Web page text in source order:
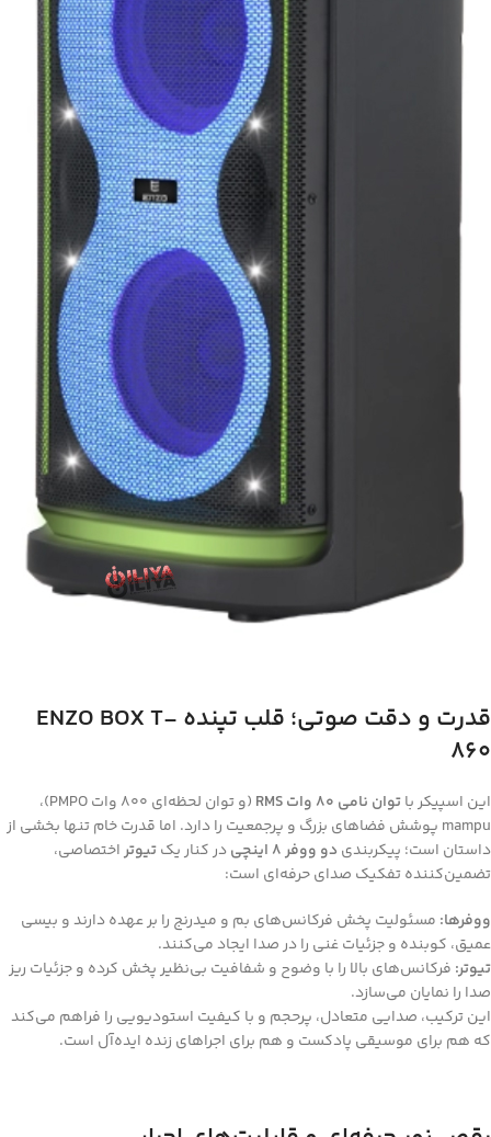
قدرت و دقت صوتی؛ قلب تپنده ENZO BOX T-
860
این اسپیکر باتوان نامی 80 وات RMS
(و توان لحظه‌ای 800 وات PMPO)،
mampu پوشش فضاهای بزرگ و پرجمعیت را دارد. اما قدرت خام تنها بخشی از
داستان است؛ پیکربندی دو ووفر 8 اینچی در کنار یکتیوتراختصاصی،
تضمین‌کننده تفکیک صدای حرفه‌ای است:
ووفرها: مسئولیت پخش فرکانس‌های بم و میدرنج را بر عهده دارند و بیسی
عمیق، کوبنده و جزئیات غنی را در صدا ایجاد می‌کنند.
تیوتر: فرکانس‌های بالا را با وضوح و شفافیت بی‌نظیر پخش کرده و جزئیات ریز
صدا را نمایان می‌سازد.
این ترکیب، صدایی متعادل، پرحجم و با کیفیت استودیویی را فراهم می‌کند
که هم برای موسیقی پادکست و هم برای اجراهای زنده ایده‌آل است.